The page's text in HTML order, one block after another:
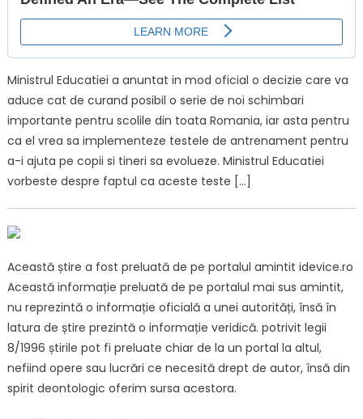
Ministrul Educatiei a anuntat in mod oficial o decizie care va
aduce cat de curand posibil o serie de noi schimbari
importante pentru scolile din toata Romania, iar asta pentru
ca el vrea sa implementeze testele de antrenament pentru
a-i ajuta pe copii si tineri sa evolueze. Ministrul Educatiei
vorbeste despre faptul ca aceste teste […]
Această știre a fost preluată de pe portalul amintit idevice.ro
Această informație preluată de pe portalul mai sus amintit,
nu reprezintă o informație oficială a unei autorități, însă în
latura de știre prezintă o informație veridică. potrivit legii
8/1996 știrile pot fi preluate chiar de la un portal la altul,
nefiind opere sau lucrări ce necesită drept de autor, însă din
spirit deontologic oferim sursa acestora.